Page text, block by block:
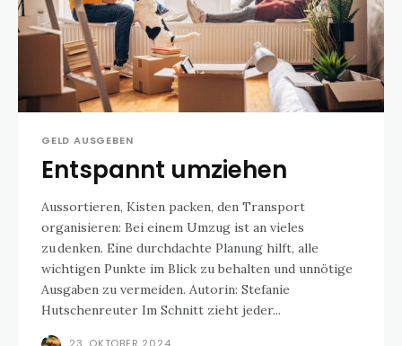
GELD AUSGEBEN
Entspannt umziehen
Aussortieren, Kisten packen, den Transport
organisieren: Bei einem Umzug ist an vieles
zu denken. Eine durchdachte Planung hilft, alle
wichtigen Punkte im Blick zu behalten und unnötige
Ausgaben zu vermeiden. Autorin: Stefanie
Hutschenreuter Im Schnitt zieht jeder...